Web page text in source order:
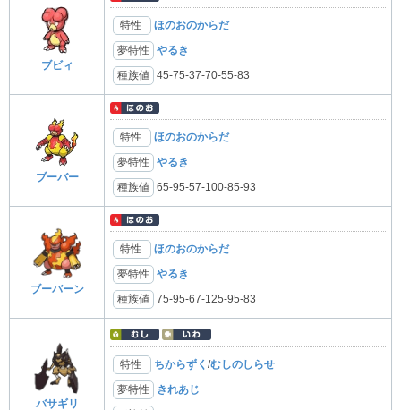
ブビィ
特性 ほのおのからだ
夢特性 やるき
種族値 45-75-37-70-55-83
ブーバー
特性 ほのおのからだ
夢特性 やるき
種族値 65-95-57-100-85-93
ブーバーン
特性 ほのおのからだ
夢特性 やるき
種族値 75-95-67-125-95-83
バサギリ
特性 ちからずく /むしのしらせ
夢特性 きれあじ